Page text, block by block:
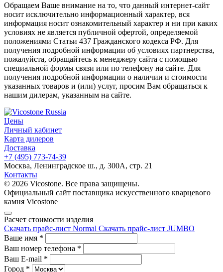
Обращаем Ваше внимание на то, что данный интернет-сайт
носит исключительно информационный характер, вся
информация носит ознакомительный характер и ни при каких
условиях не является публичной офертой, определяемой
положениями Статьи 437 Гражданского кодекса РФ. Для
получения подробной информации об условиях партнерства,
пожалуйста, обращайтесь к менеджеру сайта с помощью
специальной формы связи или по телефону на сайте. Для
получения подробной информации о наличии и стоимости
указанных товаров и (или) услуг, просим Вам обращаться к
нашим дилерам, указанным на сайте.
Цены
Личный кабинет
Карта дилеров
Доставка
+7 (495) 773-74-39
Москва, Ленинградское ш., д. 300А, стр. 21
Контакты
© 2026 Vicostone. Все права защищены.
Официальный сайт поставщика искусственного кварцевого
камня Vicostone
Расчет стоимости изделия
Скачать прайс-лист Normal Скачать прайс-лист JUMBO
Ваше имя *
Ваш номер телефона *
Ваш E-mail *
Город *